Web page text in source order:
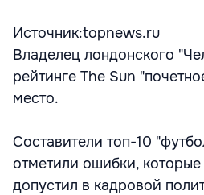
Источник:topnews.ru
Владелец лондонского
рейтинге The Sun
место.
Составители топ-10
отметили ошибки,
допустил в кадровой